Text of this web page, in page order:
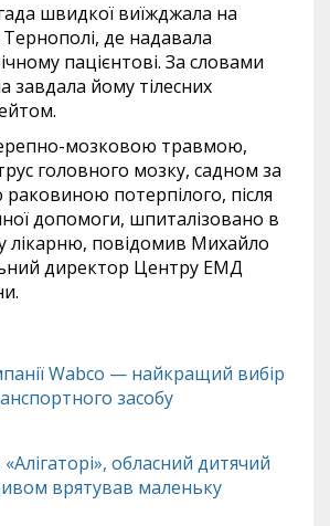
швидкої виїжджала на
де надавала
пацієнтові. За словами
завдала йому тілесних
мозковою травмою,
головного мозку, садном за
потерпілого, після
допомоги, шпиталізовано в
лікарню, повідомив Михайло
директор Центру ЕМД
Wabco — найкращий вибір
засобу
обласний дитячий
врятував маленьку